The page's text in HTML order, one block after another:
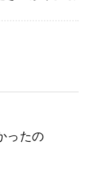
ったの